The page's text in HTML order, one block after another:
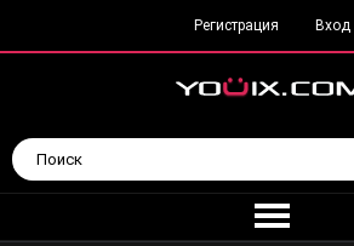
Регистрация Вход